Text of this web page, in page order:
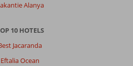
Alanya
10 HOTELS
Jacaranda
Eftalia Ocean